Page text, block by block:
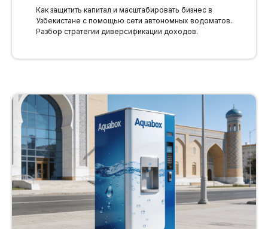
Как защитить капитал и масштабировать бизнес в
Узбекистане с помощью сети автономных водоматов.
Разбор стратегии диверсификации доходов.